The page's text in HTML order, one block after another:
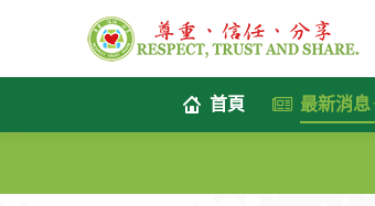
首頁 最新消息